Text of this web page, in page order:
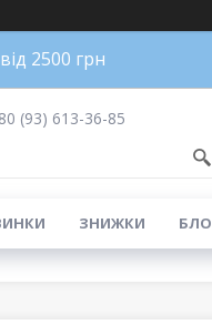
2500 грн
(93) 613-36-85
ЗНИЖКИ